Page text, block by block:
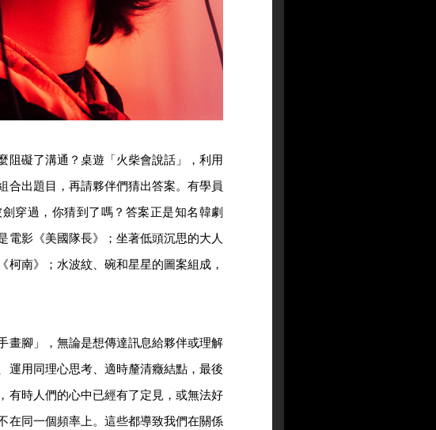
阻礙了溝通？桌遊「火柴會說話」，利用
合出題目，再請夥伴們猜出答案。有學員
穿過，你猜到了嗎？答案正是知名韓劇
電影《美國隊長》；坐著低頭沉思的大人
南》；水波紋、碗和星星的圖案組成，
畫腳」，無論是想傳達訊息給夥伴或理解
運用同理心思考、適時釐清癥結點，最後
有時人們的心中已經有了定見，或無法好
在同一個頻率上。這些都導致我們在關係